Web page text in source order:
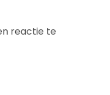
reactie te